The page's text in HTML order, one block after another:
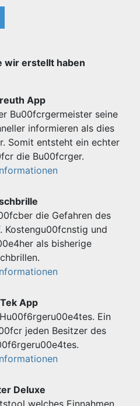
wir erstellt haben
App
Bu00fcrgermeister seine
informieren als dies
Somit entsteht ein echter
die Bu00fcrger.
die Gefahren des
Kostengu00fcnstig und
als bisherige
App
Ein
jeden Besitzer des
Deluxe
welches Einnahmen